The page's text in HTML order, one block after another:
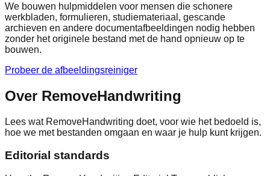
We bouwen hulpmiddelen voor mensen die schonere
werkbladen, formulieren, studiemateriaal, gescande
archieven en andere documentafbeeldingen nodig hebben
zonder het originele bestand met de hand opnieuw op te
bouwen.
Probeer de afbeeldingsreiniger
Over RemoveHandwriting
Lees wat RemoveHandwriting doet, voor wie het bedoeld is,
hoe we met bestanden omgaan en waar je hulp kunt krijgen.
Editorial standards